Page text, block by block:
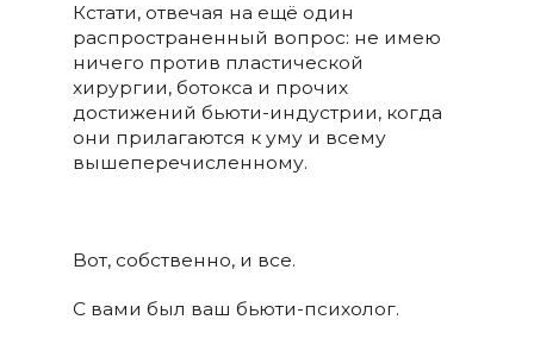
Кстати, отвечая на ещё один
распространенный вопрос: не имею
ничего против пластической
хирургии, ботокса и прочих
достижений бьюти-индустрии, когда
они прилагаются к уму и всему
вышеперечисленному.
Вот, собственно, и все.
С вами был ваш бьюти-психолог.